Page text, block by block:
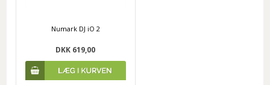
Numark DJ iO 2
DKK 619,00